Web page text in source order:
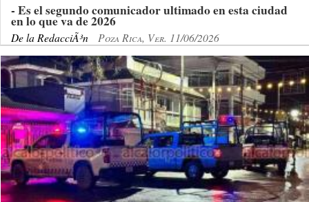
- Es el segundo comunicador ultimado en esta ciudad
en lo que va de 2026
De la RedacciÃ³n Poza Rica, Ver. 11/06/2026